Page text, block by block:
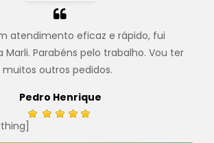
atendimento eficaz e rápido, fui
Marli. Parabéns pelo trabalho. Vou ter
muitos outros pedidos.
Pedro Henrique